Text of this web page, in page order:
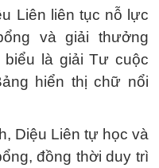
Liên liên tục nỗ lực
và giải thưởng
biểu là giải Tư cuộc
hiển thị chữ nổi
Diệu Liên tự học và
đồng thời duy trì